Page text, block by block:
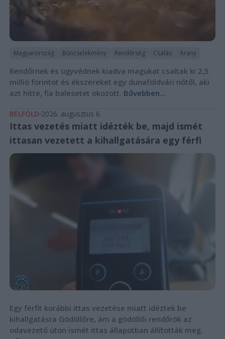
Magyarország Bűncselekmény Rendőrség Csalás Arany
Rendőrnek és ügyvédnek kiadva magukat csaltak ki 2,5
millió forintot és ékszereket egy dunaföldvári nőtől, aki
azt hitte, fia balesetet okozott. Bővebben...
BELFÖLD 2026. augusztus 6.
Ittas vezetés miatt idézték be, majd ismét
ittasan vezetett a kihallgatására egy férfi
Egy férfit korábbi ittas vezetése miatt idéztek be
kihallgatásra Gödöllőre, ám a gödöllői rendőrök az
odavezető úton ismét ittas állapotban állították meg.